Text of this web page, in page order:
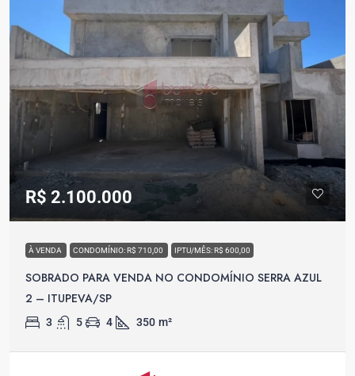
R$ 2.100.000
À VENDA CONDOMÍNIO: R$ 710,00 IPTU/MÊS: R$ 600,00
SOBRADO PARA VENDA NO CONDOMÍNIO SERRA AZUL
2 – ITUPEVA/SP
3 5 4 350 m²